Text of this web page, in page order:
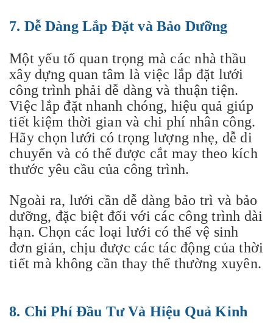
7. Dễ Dàng Lắp Đặt và Bảo Dưỡng
Một yếu tố quan trọng mà các nhà thầu
xây dựng quan tâm là việc lắp đặt lưới
công trình phải dễ dàng và thuận tiện.
Việc lắp đặt nhanh chóng, hiệu quả giúp
tiết kiệm thời gian và chi phí nhân công.
Hãy chọn lưới có trọng lượng nhẹ, dễ di
chuyển và có thể được cắt may theo kích
thước yêu cầu của công trình.
Ngoài ra, lưới cần dễ dàng bảo trì và bảo
dưỡng, đặc biệt đối với các công trình dài
hạn. Chọn các loại lưới có thể vệ sinh
đơn giản, chịu được các tác động của thời
tiết mà không cần thay thế thường xuyên.
8. Chi Phí Đầu Tư Và Hiệu Quả Kinh